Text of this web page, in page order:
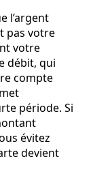
l’argent
pas votre
votre
débit, qui
compte
période. Si
évitez
devient